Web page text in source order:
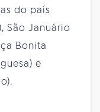
do país
São Januário
Bonita
e